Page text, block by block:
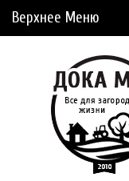
Верхнее Меню
Доставка и Оплата
Рассрочка
Доставка из Америки